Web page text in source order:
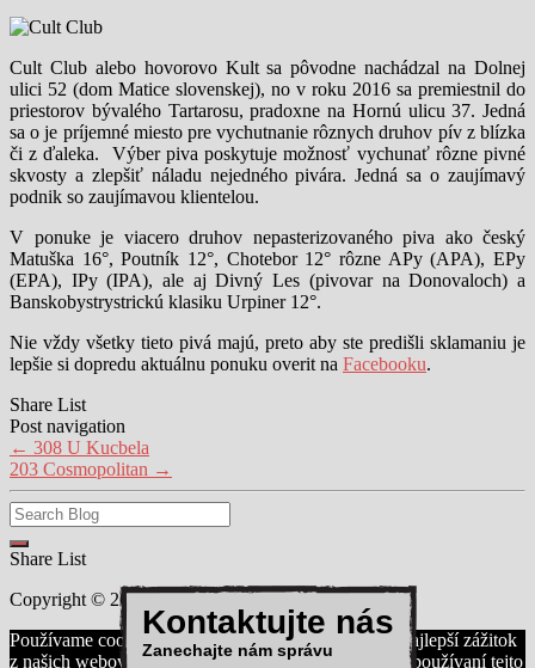
Cult Club alebo hovorovo Kult sa pôvodne nachádzal na Dolnej
ulici 52 (dom Matice slovenskej), no v roku 2016 sa premiestnil do
priestorov bývalého Tartarosu, pradoxne na Hornú ulicu 37. Jedná
sa o je príjemné miesto pre vychutnanie rôznych druhov pív z blízka
či z ďaleka. Výber piva poskytuje možnosť vychunať rôzne pivné
skvosty a zlepšiť náladu nejedného pivára. Jedná sa o zaujímavý
podnik so zaujímavou klientelou.
V ponuke je viacero druhov nepasterizovaného piva ako český
Matuška 16°, Poutník 12°, Chotebor 12° rôzne APy (APA), EPy
(EPA), IPy (IPA), ale aj Divný Les (pivovar na Donovaloch) a
Banskobystrystrickú klasiku Urpiner 12°.
Nie vždy všetky tieto pivá majú, preto aby ste predišli sklamaniu je
lepšie si dopredu aktuálnu ponuku overit na Facebooku.
Share List
Post navigation
← 308 U Kucbela
203 Cosmopolitan →
Share List
Copyright © 2017 | Created by Andrej Saxon
Kontaktujte nás
Zanechajte nám správu
Používame cookies aby sme pre vás zabezpečili ten najlepší zážitok
z našich webových stránok. Ak budete pokračovať v používaní tejto